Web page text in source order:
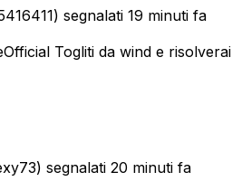
segnalati 19 minuti fa
Togliti da wind e risolverai
segnalati 20 minuti fa